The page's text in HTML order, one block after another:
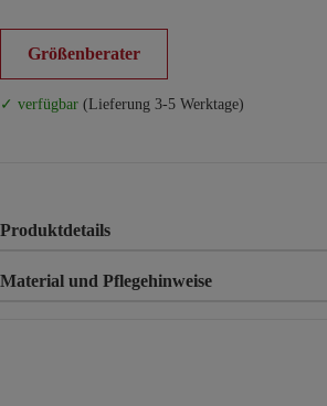
Größenberater
✓ verfügbar (Lieferung 3-5 Werktage)
Produktdetails
Material und Pflegehinweise